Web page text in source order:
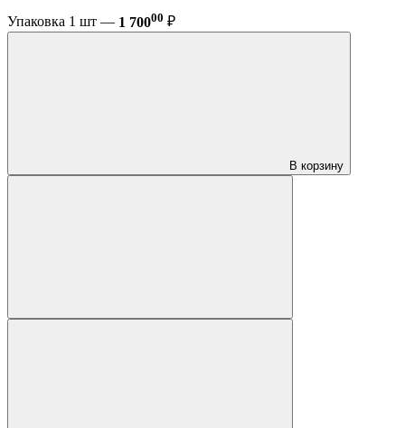
Упаковка 1 шт — 1 70000 ₽
В корзину